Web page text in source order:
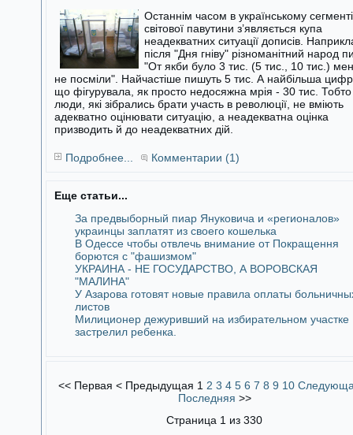
Останнім часом в українському сегменті
світової павутини з’являється купа
неадекватних ситуації дописів.
після "Дня гніву" різноманітний народ
"От якби було 3 тис. (5 тис., 10 тис.)
не посміли". Найчастіше пишуть 5 тис. А найбільша
що фігурувала, як просто недосяжна мрія - 30 тис. Тобто
люди, які зібрались брати участь в революції, не вміють
адекватно оцінювати ситуацію, а неадекватна оцінка
призводить й до неадекватних дій.
Подробнее... Комментарии (1)
Еще статьи...
За предвыборный пиар Януковича и «регионалов»
украинцы заплатят из своего кошелька
В Одессе чтобы отвлечь внимание от Покращення
борются с "фашизмом"
УКРАИНА - НЕ ГОСУДАРСТВО, А ВОРОВСКАЯ
"МАЛИНА"
У Азарова готовят новые правила оплаты
листов
Милиционер дежуривший на избирательном участке
застрелил ребенка.
<< Первая < Предыдущая 1 2 3 4 5 6 7 8 9 10
Последняя >>
Страница 1 из 330